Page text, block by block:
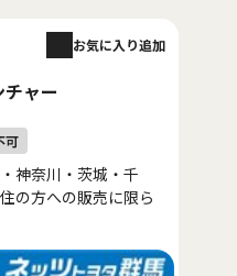
ャー
お気に入り追加
神奈川・茨城・千
の方への販売に限ら